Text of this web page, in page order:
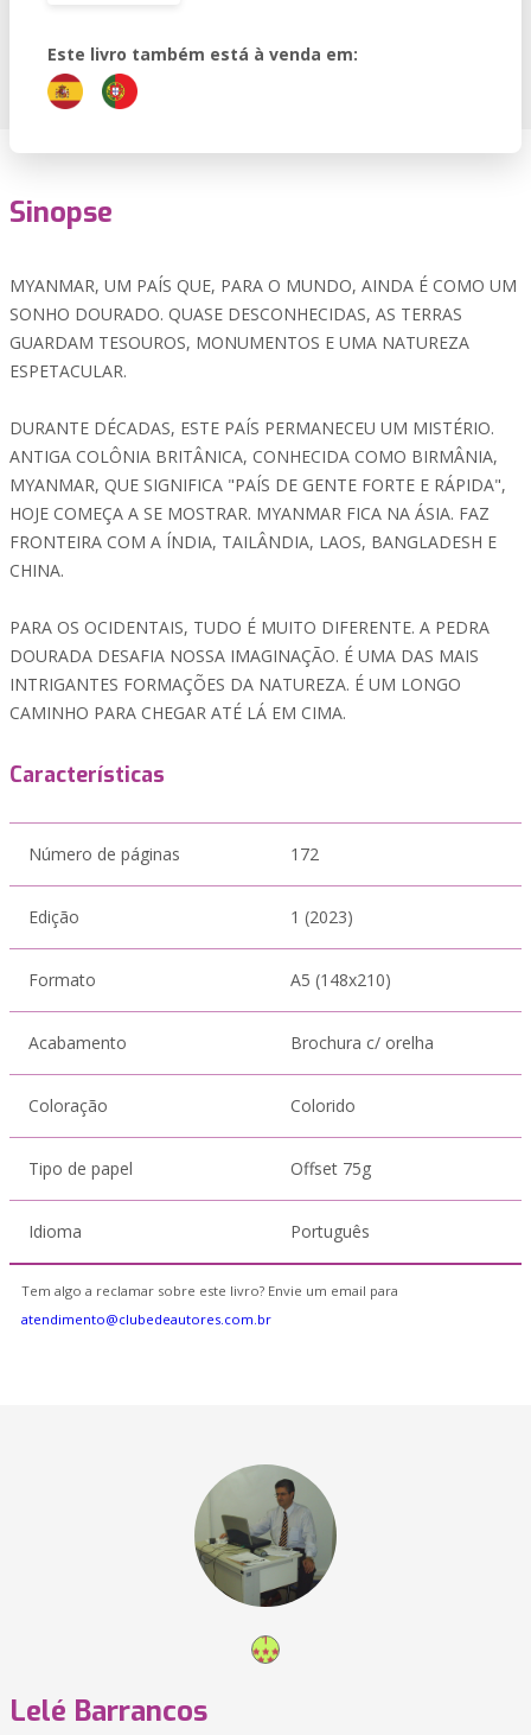
Este livro também está à venda em:
Sinopse
MYANMAR, UM PAÍS QUE, PARA O MUNDO, AINDA É COMO UM
SONHO DOURADO. QUASE DESCONHECIDAS, AS TERRAS
GUARDAM TESOUROS, MONUMENTOS E UMA NATUREZA
ESPETACULAR.
DURANTE DÉCADAS, ESTE PAÍS PERMANECEU UM MISTÉRIO.
ANTIGA COLÔNIA BRITÂNICA, CONHECIDA COMO BIRMÂNIA,
MYANMAR, QUE SIGNIFICA "PAÍS DE GENTE FORTE E RÁPIDA",
HOJE COMEÇA A SE MOSTRAR. MYANMAR FICA NA ÁSIA. FAZ
FRONTEIRA COM A ÍNDIA, TAILÂNDIA, LAOS, BANGLADESH E
CHINA.
PARA OS OCIDENTAIS, TUDO É MUITO DIFERENTE. A PEDRA
DOURADA DESAFIA NOSSA IMAGINAÇÃO. É UMA DAS MAIS
INTRIGANTES FORMAÇÕES DA NATUREZA. É UM LONGO
CAMINHO PARA CHEGAR ATÉ LÁ EM CIMA.
Características
Número de páginas 172
Edição 1 (2023)
Formato A5 (148x210)
Acabamento Brochura c/ orelha
Coloração Colorido
Tipo de papel Offset 75g
Idioma Português
Tem algo a reclamar sobre este livro? Envie um email para
atendimento@clubedeautores.com.br
Lelé Barrancos